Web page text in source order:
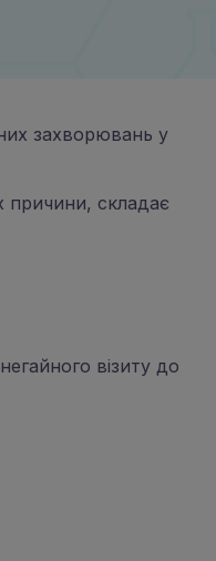
захворювань у
причини, складає
візиту до